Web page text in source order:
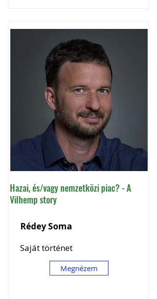
Hazai, és/vagy nemzetközi piac? - A
Vilhemp story
Rédey Soma
Saját történet
Megnézem